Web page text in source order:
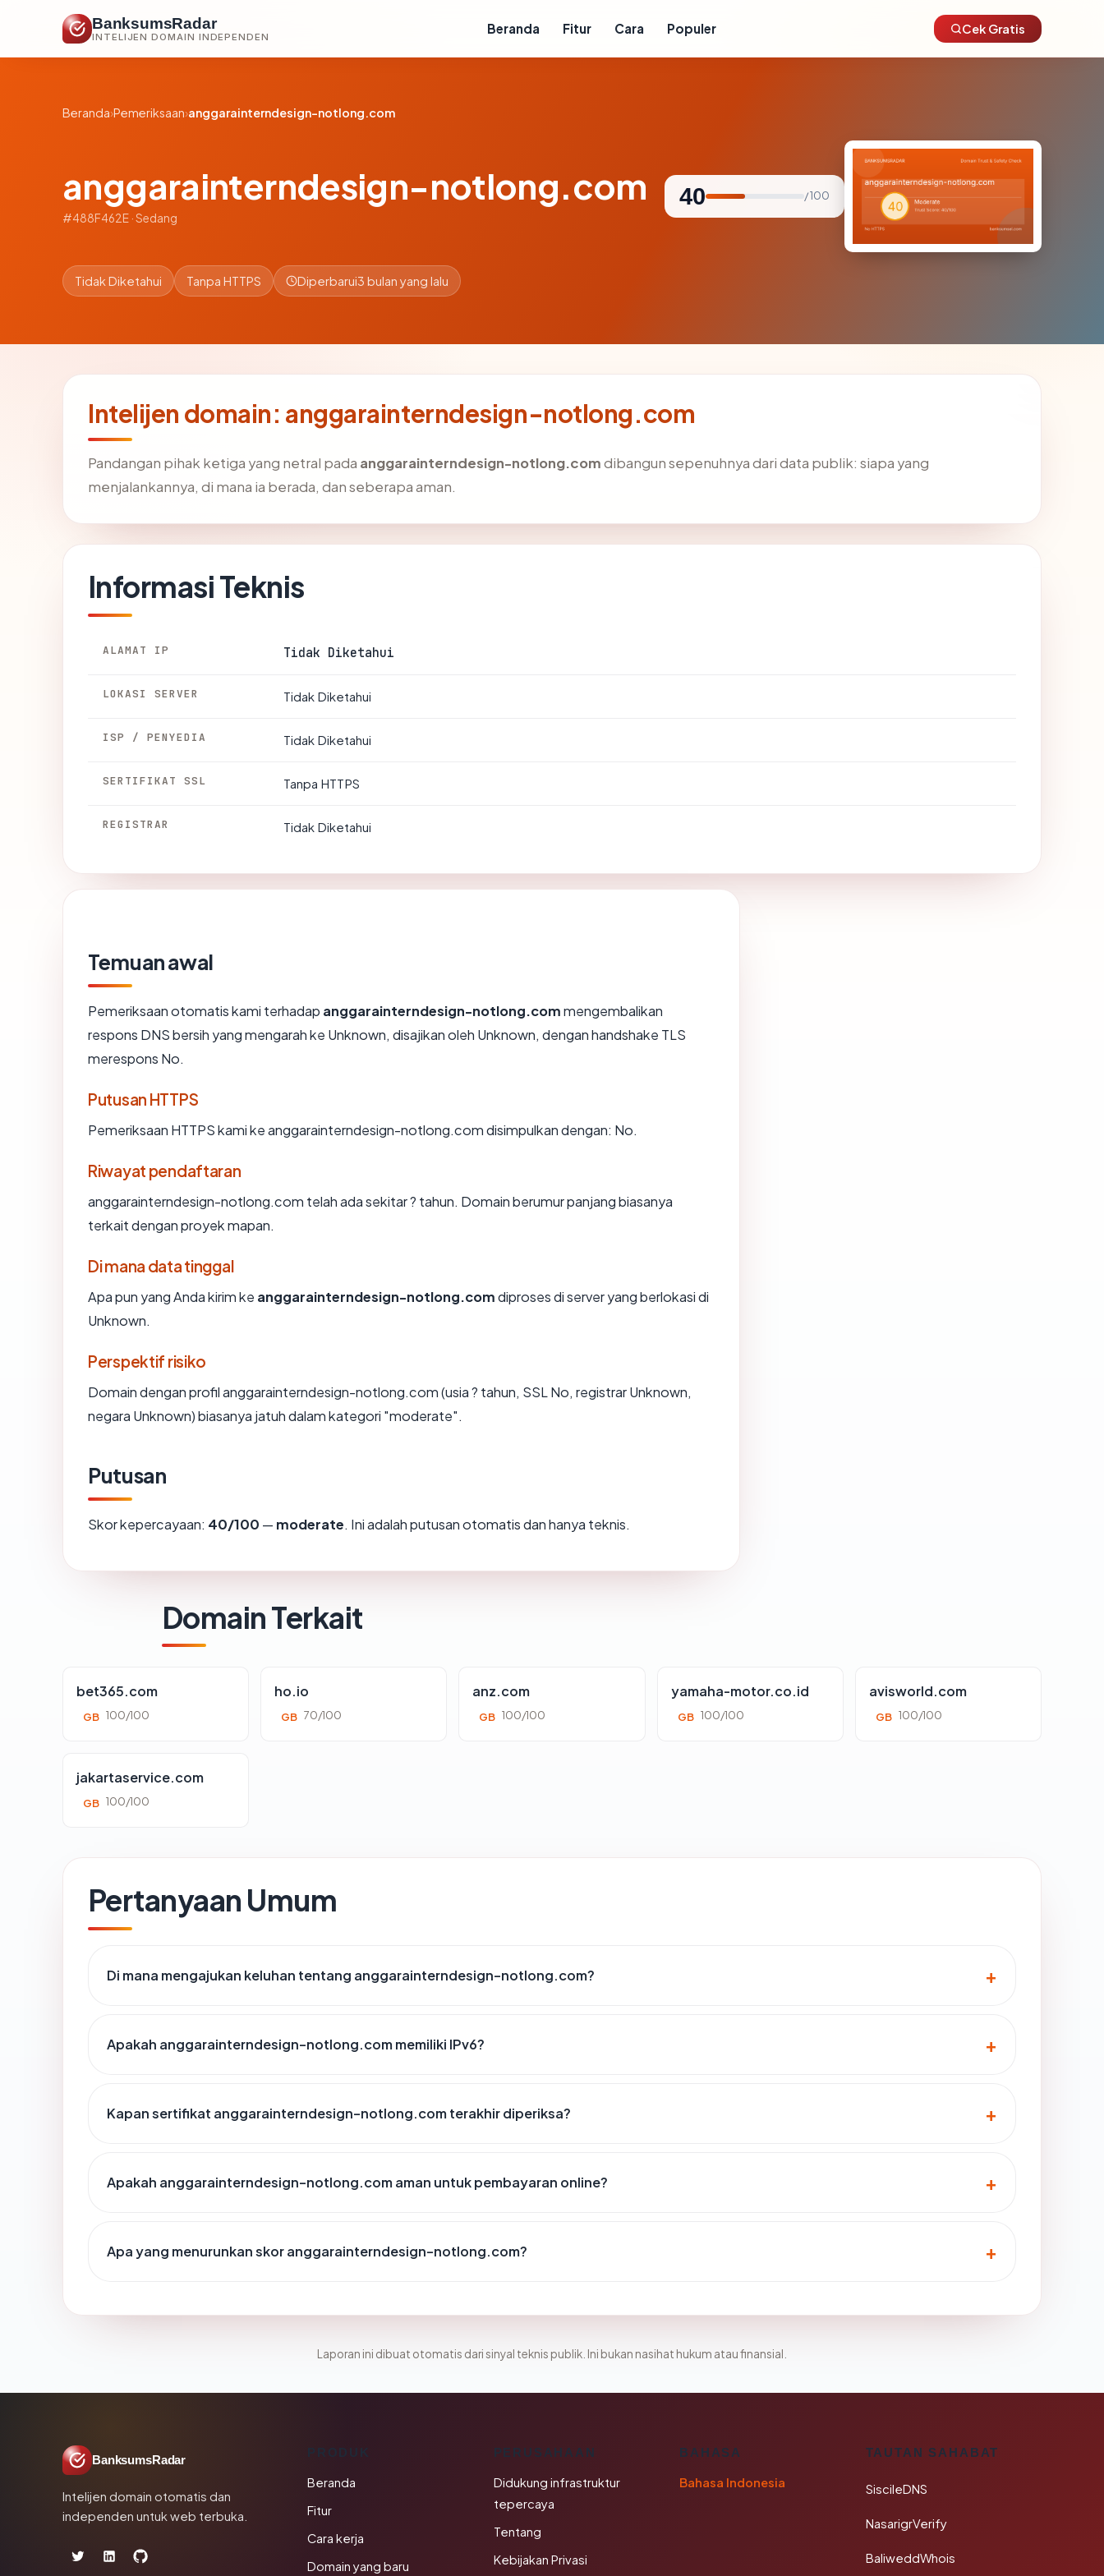
BanksumsRadar
INTELIJEN DOMAIN INDEPENDEN
Beranda Fitur Cara Populer Cek Gratis
Beranda›Pemeriksaan›anggarainterndesign-notlong.com
anggarainterndesign-notlong.com
#488F462E · Sedang
40 / 100
Tidak Diketahui Tanpa HTTPS Diperbarui3 bulan yang lalu
Intelijen domain: anggarainterndesign-notlong.com
Pandangan pihak ketiga yang netral pada anggarainterndesign-notlong.comdibangun sepenuhnya dari data publik: siapa yang
menjalankannya, di mana ia berada, dan seberapa aman.
Informasi Teknis
ALAMAT IP Tidak Diketahui
LOKASI SERVER Tidak Diketahui
ISP / PENYEDIA Tidak Diketahui
SERTIFIKAT SSL Tanpa HTTPS
REGISTRAR Tidak Diketahui
Temuan awal
Pemeriksaan otomatis kami terhadap anggarainterndesign-notlong.commengembalikan
respons DNS bersih yang mengarah ke Unknown, disajikan oleh Unknown, dengan handshake TLS
merespons No.
Putusan HTTPS
Pemeriksaan HTTPS kami ke anggarainterndesign-notlong.com disimpulkan dengan: No.
Riwayat pendaftaran
anggarainterndesign-notlong.com telah ada sekitar ? tahun. Domain berumur panjang biasanya
terkait dengan proyek mapan.
Di mana data tinggal
Apa pun yang Anda kirim ke anggarainterndesign-notlong.comdiproses di server yang berlokasi di
Unknown.
Perspektif risiko
Domain dengan profil anggarainterndesign-notlong.com (usia ? tahun, SSL No, registrar Unknown,
negara Unknown) biasanya jatuh dalam kategori "moderate".
Putusan
Skor kepercayaan: 40/100 — moderate. Ini adalah putusan otomatis dan hanya teknis.
Domain Terkait
bet365.com
GB 100/100
ho.io
GB 70/100
anz.com
GB 100/100
yamaha-motor.co.id
GB 100/100
avisworld.com
GB 100/100
jakartaservice.com
GB 100/100
Pertanyaan Umum
Di mana mengajukan keluhan tentang anggarainterndesign-notlong.com?
Apakah anggarainterndesign-notlong.com memiliki IPv6?
Kapan sertifikat anggarainterndesign-notlong.com terakhir diperiksa?
Apakah anggarainterndesign-notlong.com aman untuk pembayaran online?
Apa yang menurunkan skor anggarainterndesign-notlong.com?
Laporan ini dibuat otomatis dari sinyal teknis publik. Ini bukan nasihat hukum atau finansial.
BanksumsRadar
Intelijen domain otomatis dan
independen untuk web terbuka.
Beranda
Fitur
Cara kerja
Domain yang baru
PERUSAHAAN
Didukung infrastruktur
tepercaya
Tentang
Kebijakan Privasi
BAHASA
Bahasa Indonesia
TAUTAN SAHABAT
SiscileDNS
NasarigrVerify
BaliweddWhois